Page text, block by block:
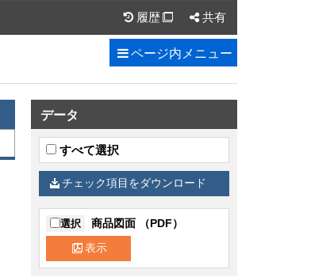
履歴  共有
ページ内 メニュー
データ
すべて選択
チェック項目をダウンロード
選択 商品図面 （PDF）
表示